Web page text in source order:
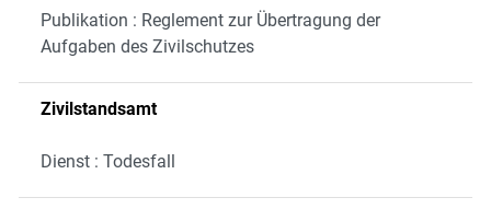
Publikation : Reglement zur Übertragung der
Aufgaben des Zivilschutzes
Zivilstandsamt
Dienst : Todesfall